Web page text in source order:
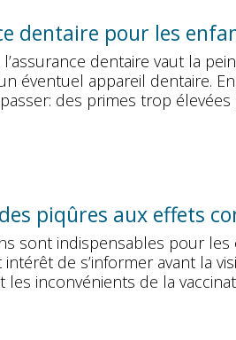
dentaire pour les
l’assurance dentaire vaut la
éventuel appareil dentaire.
passer: des primes trop
piqûres aux effets
sont indispensables pour les
de s’informer avant la
les inconvénients de la